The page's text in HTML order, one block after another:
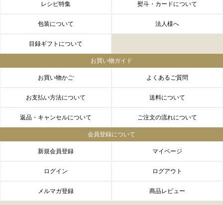
レシピ特集 熨斗・カードについて
包装について 法人様へ
目録ギフトについて
お買い物ガイド
お買い物かご よくあるご質問
お支払い方法について 送料について
返品・キャンセルについて ご注文の流れについて
会員登録について
新規会員登録 マイページ
ログイン ログアウト
メルマガ登録 商品レビュー